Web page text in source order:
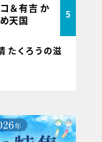
＆有吉 か
天国
5
たくろうの滋